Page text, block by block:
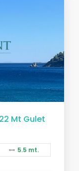
Mt Gulet
5.5 mt.